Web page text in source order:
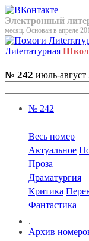
Электронный
месяц. Основан в апреле
Лиterraтурная
№ 242 июль-август
№ 242
Весь номер
Актуальное
Проза
Драматургия
Критика
Фантастика
.
Архив